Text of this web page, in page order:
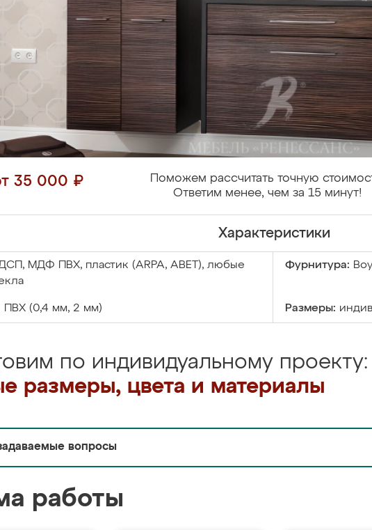
35 000 ₽
Поможем рассчитать точную
Ответим менее, чем за 15 минут!
Характеристики
МДФ ПВХ, пластик (ARPA, ABET), любые
Фурнитура:
ПВХ (0,4 мм, 2 мм) Размеры:
по индивидуальному проекту:
размеры, цвета и материалы
вопросы
работы